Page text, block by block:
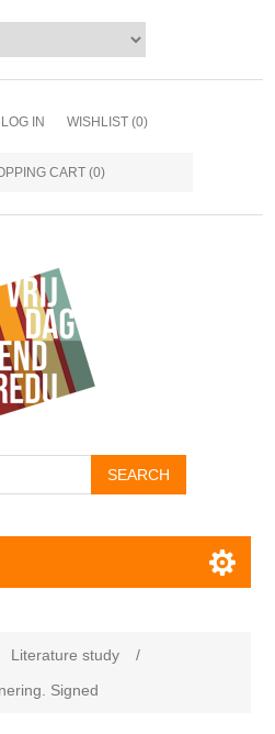
LOG IN WISHLIST (0)
CART (0)
Literature study
/
Signed